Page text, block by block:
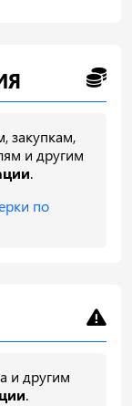
закупкам,
и другим
.
по
и другим
.